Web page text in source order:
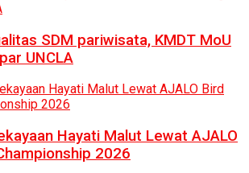
SDM pariwisata, KMDT MoU
UNCLA
Hayati Malut Lewat AJALO
2026